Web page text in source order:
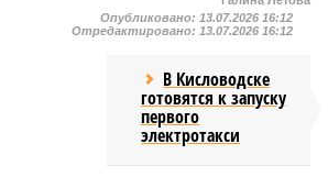
Опубликовано: 13.07.2026 16:12
Отредактировано: 13.07.2026 16:12
В Кисловодске
готовятся к запуску
первого
электротакси